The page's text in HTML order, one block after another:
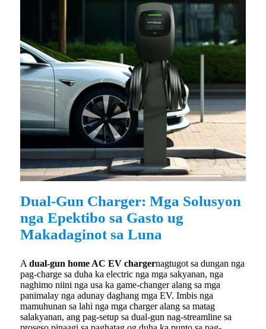
Dual-Gun Charger: Mga Solusyon
nga Epektibo sa Gasto ug
Makadaginot sa Luna
A dual-gun home AC EV chargernagtugot sa dungan nga
pag-charge sa duha ka electric nga mga sakyanan, nga
naghimo niini nga usa ka game-changer alang sa mga
panimalay nga adunay daghang mga EV. Imbis nga
mamuhunan sa lahi nga mga charger alang sa matag
salakyanan, ang pag-setup sa dual-gun nag-streamline sa